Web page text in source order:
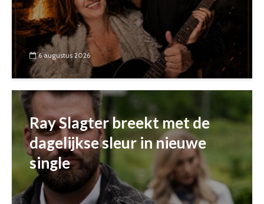
6 augustus 2026
Ray Slagter breekt met de
dagelijkse sleur in nieuwe
single